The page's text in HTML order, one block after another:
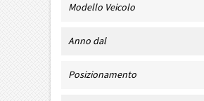
Modello Veicolo
Anno dal
Posizionamento